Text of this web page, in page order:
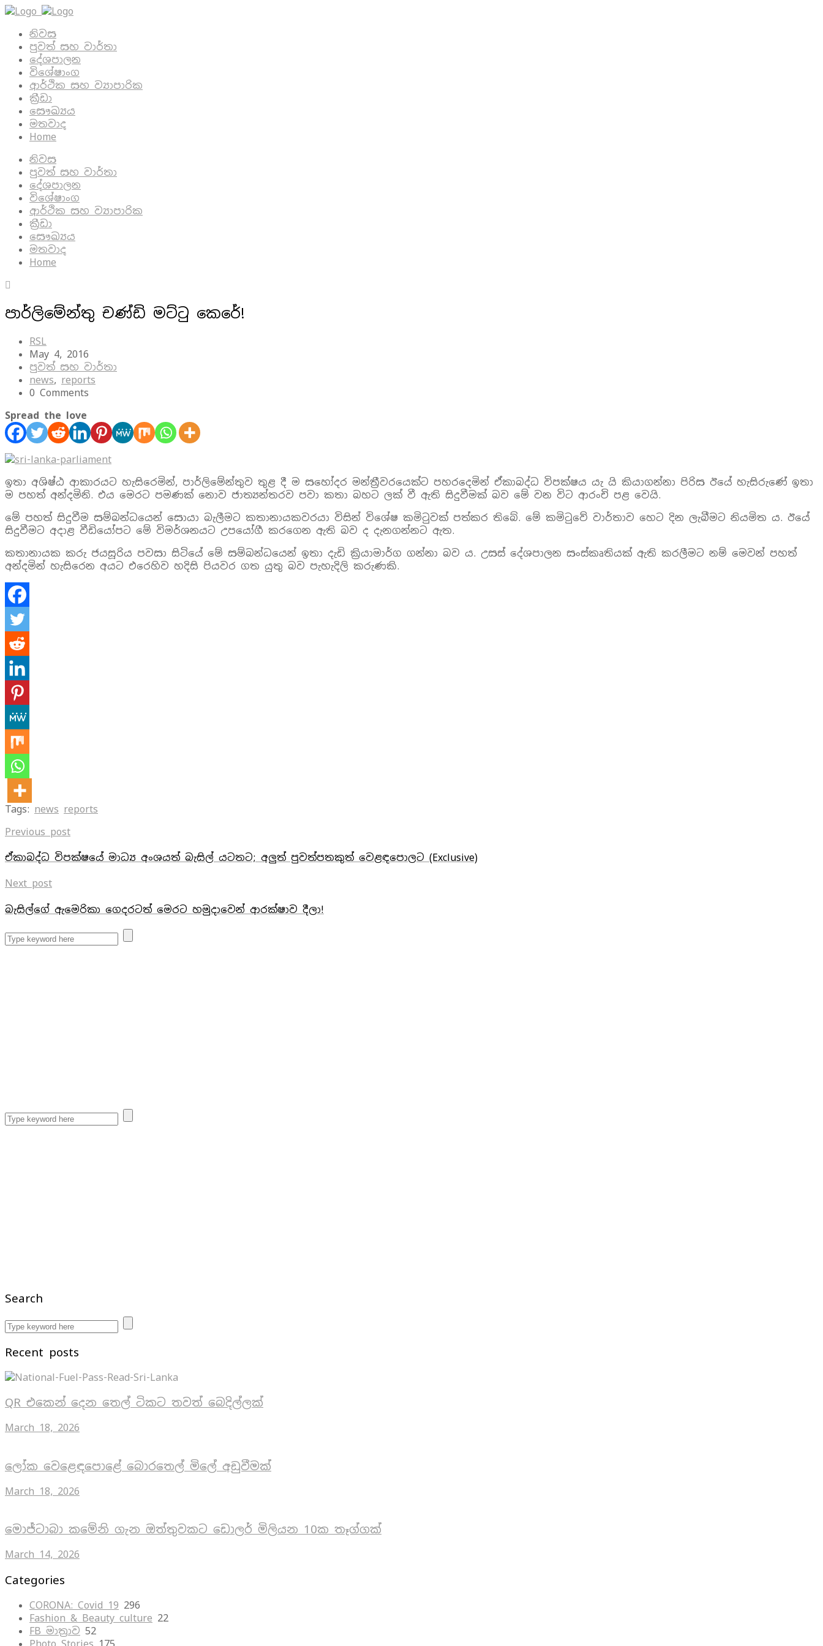
නිවස
පුවත් සහ වාර්තා
දේශපාලන
විශේෂාංග
ආර්ථික සහ ව්‍යාපාරික
ක්‍රීඩා
සෞඛ්‍යය
මතවාද
Home
නිවස
පුවත් සහ වාර්තා
දේශපාලන
විශේෂාංග
ආර්ථික සහ ව්‍යාපාරික
ක්‍රීඩා
සෞඛ්‍යය
මතවාද
Home
පාර්ලිමේන්තු චණ්ඩි මට්ටු කෙරේ!
RSL
May 4, 2016
පුවත් සහ වාර්තා
news, reports
0 Comments
Spread the love
ඉතා අශිෂ්ඨ ආකාරයට හැසිරෙමින්, පාර්ලිමේන්තුව තුළ දී ම සහෝදර මන්ත්‍රීවරයෙක්ට පහරදෙමින් ඒකාබද්ධ විපක්ෂය යැ යි කියාගන්නා පිරිස ඊයේ හැසිරුණේ ඉතා
ම පහත් අන්දමිනි. එය මෙරට පමණක් නොව ජාත්‍යන්තරව පවා කතා බහට ලක් වී ඇති සිදුවීමක් බව මේ වන විට ආරංචි පළ වෙයි.
මේ පහත් සිදුවීම සම්බන්ධයෙන් සොයා බැලීමට කතානායකවරයා විසින් විශේෂ කමිටුවක් පත්කර තිබේ. මේ කමිටුවේ වාර්තාව හෙට දින ලැබීමට නියමිත ය. ඊයේ
සිදුවීමට අදාළ වීඩියෝපට මේ විමර්ශනයට උපයෝගී කරගෙන ඇති බව ද දැනගන්නට ඇත.
කතානායක කරු ජයසූරිය පවසා සිටියේ මේ සම්බන්ධයෙන් ඉතා දැඩි ක්‍රියාමාර්ග ගන්නා බව ය. උසස් දේශපාලන සංස්කෘතියක් ඇති කරලීමට නම් මෙවන් පහත්
අන්දමින් හැසිරෙන අයට එරෙහිව හදිසි පියවර ගත යුතු බව පැහැදිලි කරුණකි.
Tags: news reports
Previous post
ඒකාබද්ධ විපක්ෂයේ මාධ්‍ය අංශයත් බැසිල් යටතට; අලුත් පුවත්පතකුත් වෙළඳපොලට (Exclusive)
Next post
බැසිල්ගේ ඇමෙරිකා ගෙදරටත් මෙරට හමුදාවෙන් ආරක්ෂාව දීලා!
Search
Recent posts
QR එකෙන් දෙන තෙල් ටිකට තවත් බෙදිල්ලක්
March 18, 2026
ලෝක වෙළෙඳපොළේ බොරතෙල් මිලේ අඩුවීමක්
March 18, 2026
මොජ්ටාබා කමේනි ගැන ඔත්තුවකට ඩොලර් මිලියන 10ක තෑග්ගක්
March 14, 2026
Categories
CORONA: Covid 19 296
Fashion & Beauty culture 22
FB මාත්‍රාව 52